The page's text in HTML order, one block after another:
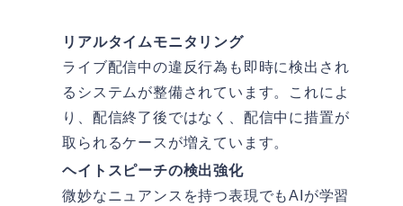
リアルタイムモニタリング
ライブ配信中の違反行為も即時に検出され
るシステムが整備されています。これによ
り、配信終了後ではなく、配信中に措置が
取られるケースが増えています。
ヘイトスピーチの検出強化
微妙なニュアンスを持つ表現でもAIが学習